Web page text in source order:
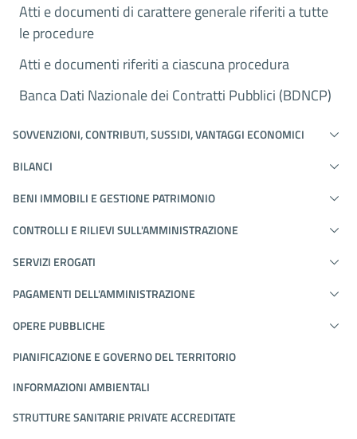
Atti e documenti di carattere generale riferiti a tutte
le procedure
Atti e documenti riferiti a ciascuna procedura
Banca Dati Nazionale dei Contratti Pubblici (BDNCP)
SOVVENZIONI, CONTRIBUTI, SUSSIDI, VANTAGGI ECONOMICI
BILANCI
BENI IMMOBILI E GESTIONE PATRIMONIO
CONTROLLI E RILIEVI SULL'AMMINISTRAZIONE
SERVIZI EROGATI
PAGAMENTI DELL'AMMINISTRAZIONE
OPERE PUBBLICHE
PIANIFICAZIONE E GOVERNO DEL TERRITORIO
INFORMAZIONI AMBIENTALI
STRUTTURE SANITARIE PRIVATE ACCREDITATE